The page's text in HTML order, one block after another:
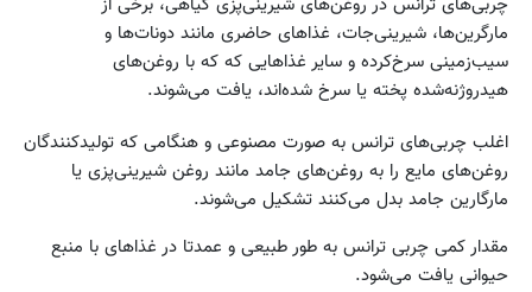
مارگرین‌ها، شیرینی‌‌جات، غذاهای حاضری مانند دونات‌ها و
سیب‌زمینی‌ سرخ‌کرده و سایر غذاهایی که که با روغن‌های
هیدروژنه‌شده پخته یا سرخ شده‌اند، یافت می‌شوند.
اغلب چربی‌های ترانس به صورت مصنوعی و هنگامی که تولیدکنندگان
روغن‌های مایع را به روغن‌های جامد مانند روغن شیرینی‌پزی یا
مارگارین جامد بدل می‌کنند تشکیل می‌شوند.
مقدار کمی چربی ترانس به طور طبیعی و عمدتا در غذاهای با منبع
حیوانی یافت می‌شود.